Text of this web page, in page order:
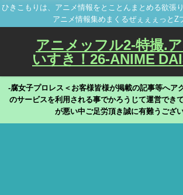
ひきこもりは、アニメ情報をとことんまとめる欲張
アニメ情報集めまくるぜぇぇぇっとZ
アニメッフル2-特撮.
いすき！26-ANIME
-腐女子プロレス＜お客様皆様が掲載の記事等へア
のサービスを利用される事でかろうじて運営でき
が悪い中ご足労頂き誠に有難うござい